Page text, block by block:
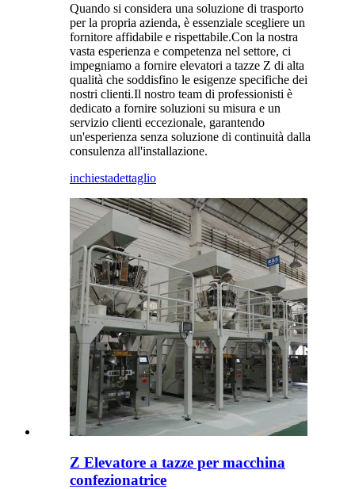
Quando si considera una soluzione di trasporto
per la propria azienda, è essenziale scegliere un
fornitore affidabile e rispettabile.Con la nostra
vasta esperienza e competenza nel settore, ci
impegniamo a fornire elevatori a tazze Z di alta
qualità che soddisfino le esigenze specifiche dei
nostri clienti.Il nostro team di professionisti è
dedicato a fornire soluzioni su misura e un
servizio clienti eccezionale, garantendo
un'esperienza senza soluzione di continuità dalla
consulenza all'installazione.
inchiestadettaglio
Z Elevatore a tazze per macchina
confezionatrice